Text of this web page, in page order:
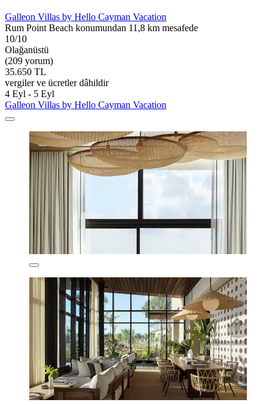
Galleon Villas by Hello Cayman Vacation
Rum Point Beach konumundan 11,8 km mesafede
10/10
Olağanüstü
(209 yorum)
35.650 TL
vergiler ve ücretler dâhildir
4 Eyl - 5 Eyl
Galleon Villas by Hello Cayman Vacation